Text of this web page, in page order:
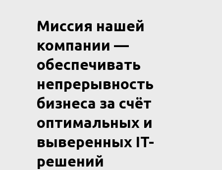
Миссия нашей
компании —
обеспечивать
непрерывность
бизнеса за счёт
оптимальных и
выверенных IT-
решений